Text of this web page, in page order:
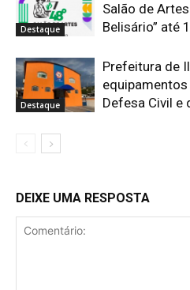
Destaque
Salão de
Belisário” até
Destaque
Prefeitura de
Defesa Civil e
DEIXE UMA RESPOSTA